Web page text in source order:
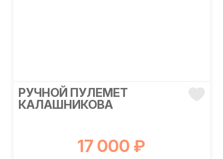
РУЧНОЙ ПУЛЕМЕТ
КАЛАШНИКОВА
17 000 ₽